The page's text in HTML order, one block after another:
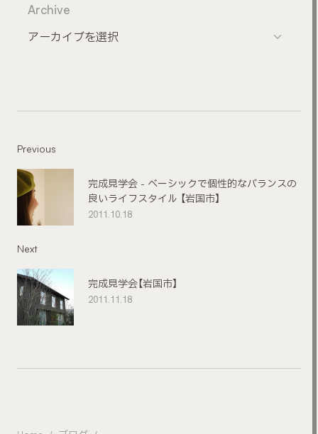
Archive
Previous
完成見学会 - ベーシックで個性的なバランスの
良いライフスタイル 【岩国市】
2011.10.18
Next
完成見学会【岩国市】
2011.11.18